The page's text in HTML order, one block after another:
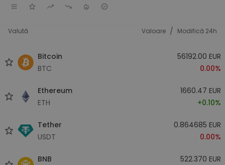
Valută Valoare / Modifică 24h
Bitcoin
BTC
56192.00 EUR
0.00%
Ethereum
ETH
1660.47 EUR
+0.10%
Tether
USDT
0.864685 EUR
0.00%
BNB
522.370 EUR